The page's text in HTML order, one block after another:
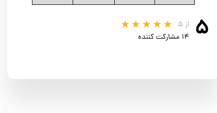
۵ از ۵
۱۴ مشارکت کننده